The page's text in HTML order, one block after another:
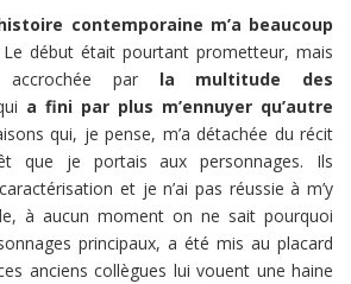
contemporaine m’a beaucoup
Le début était pourtant prometteur, mais
par la multitude des
a fini par plus m’ennuyer qu’autre
qui, je pense, m’a détachée du récit
que je portais aux personnages. Ils
et je n’ai pas réussie à m’y
à aucun moment on ne sait pourquoi
principaux, a été mis au placard
anciens collègues lui vouent une haine